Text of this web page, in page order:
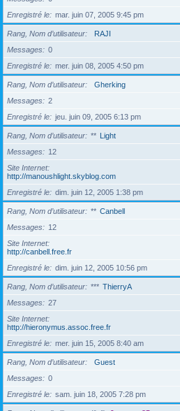
Enregistré le
mar. juin 07, 2005 9:45 pm
Rang, Nom d’utilisateur
RAJI
Messages
0
Enregistré le
mer. juin 08, 2005 4:50 pm
Rang, Nom d’utilisateur
Gherking
Messages
2
Enregistré le
jeu. juin 09, 2005 6:13 pm
Rang, Nom d’utilisateur ** Light
Messages
12
Site Internet
http://manoushlight.skyblog.com
Enregistré le
dim. juin 12, 2005 1:38 pm
Rang, Nom d’utilisateur ** Canbell
Messages
12
Site Internet
http://canbell.free.fr
Enregistré le
dim. juin 12, 2005 10:56 pm
Rang, Nom d’utilisateur *** ThierryA
Messages
27
Site Internet
http://hieronymus.assoc.free.fr
Enregistré le
mer. juin 15, 2005 8:40 am
Rang, Nom d’utilisateur
Guest
Messages
0
Enregistré le
sam. juin 18, 2005 7:28 pm